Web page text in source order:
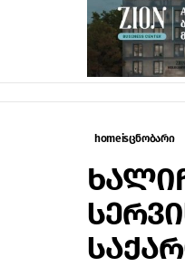
homeisცნობარი